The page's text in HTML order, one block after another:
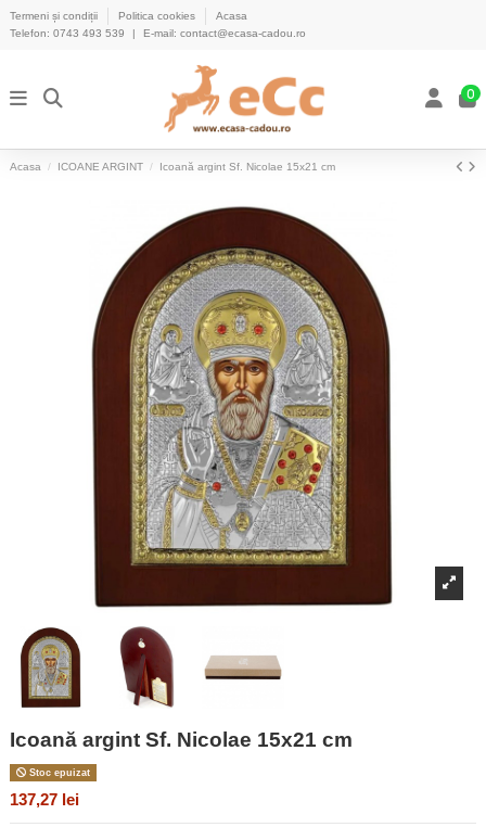
Termeni și condiții Politica cookies
Acasa
Telefon: 0743 493 539 | E-mail: contact@ecasa-cadou.ro
0
Acasa ICOANE ARGINT Icoană argint Sf. Nicolae 15x21 cm
Icoană argint Sf. Nicolae 15x21 cm
Stoc epuizat
137,27 lei